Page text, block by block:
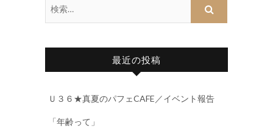
最近の投稿
Ｕ３６★真夏のパフェCAFE／イベント報告
「年齢って」